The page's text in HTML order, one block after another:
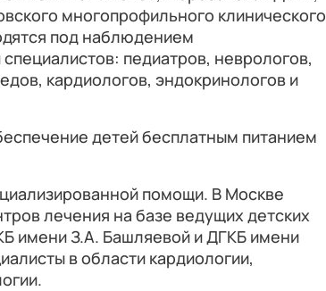
многопрофильного клинического
под наблюдением
педиатров, неврологов,
кардиологов, эндокринологов и
детей бесплатным питанием
помощи. В Москве
лечения на базе ведущих детских
имени З.А. Башляевой и ДГКБ имени
в области кардиологии,